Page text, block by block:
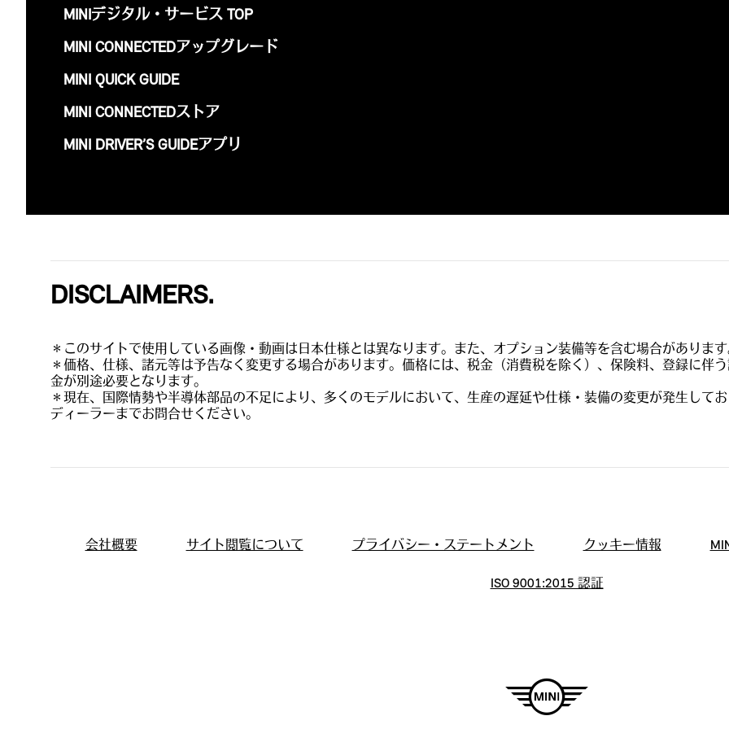
MINIデジタル・サービス TOP
MINI CONNECTEDアップグレード
MINI QUICK GUIDE
MINI CONNECTEDストア
MINI DRIVER’S GUIDEアプリ
DISCLAIMERS.
＊このサイトで使用している画像・動画は日本仕様とは異なります。また、オプション装備等を含む場合がありま
＊価格、仕様、諸元等は予告なく変更する場合があります。価格には、税金（消費税を除く）、保険料、登録に伴
金が別途必要となります。
＊現在、国際情勢や半導体部品の不足により、多くのモデルにおいて、生産の遅延や仕様・装備の変更が発生して
ディーラーまでお問合せください。
会社概要 サイト閲覧について プライバシー・ステートメント クッキー情報
ISO 9001:2015 認証